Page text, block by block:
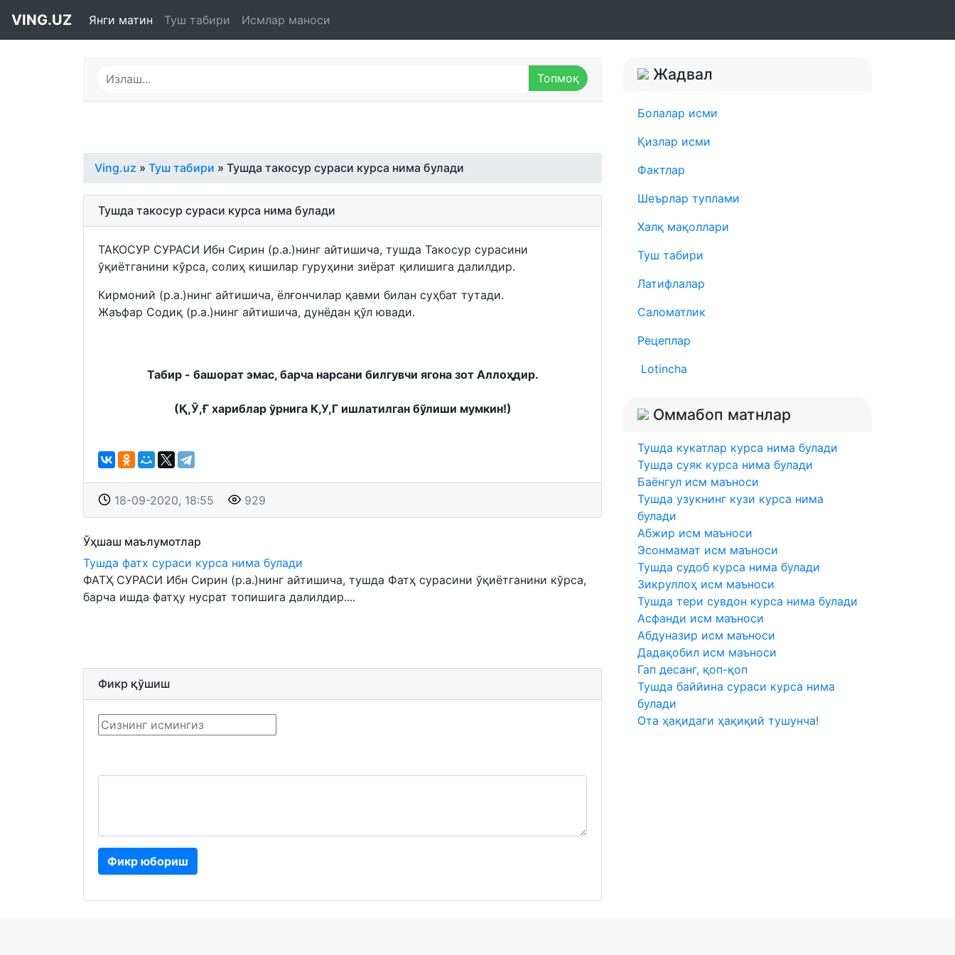
VING.UZ Янги матин Туш табири Исмлар маноси
Ving.uz » Туш табири » Тушда такосур сураси курса нима булади
Тушда такосур сураси курса нима булади
ТАКОСУР СУРАСИ Ибн Сирин (р.а.)нинг айтишича, тушда Такосур сурасини
ўқиётганини кўрса, солиҳ кишилар гуруҳини зиёрат қилишига далилдир.
Кирмоний (р.а.)нинг айтишича, ёлғончилар қавми билан суҳбат тутади.
Жаъфар Содиқ (р.а.)нинг айтишича, дунёдан қўл ювади.
Табир - башорат эмас, барча нарсани билгувчи ягона зот Аллоҳдир.
(Қ,Ў,Ғ хариблар ўрнига К,У,Г ишлатилган бўлиши мумкин!)
18-09-2020, 18:55 929
Ўҳшаш маълумотлар
Тушда фатх сураси курса нима булади
ФАТҲ СУРАСИ Ибн Сирин (р.а.)нинг айтишича, тушда Фатҳ сурасини ўқиётганини кўрса,
барча ишда фатҳу нусрат топишига далилдир....
Фикр қўшиш
Фикр юбориш
Жадвал
Болалар исми
Қизлар исми
Фактлар
Шеърлар туплами
Халқ мақоллари
Туш табири
Латифлалар
Саломатлик
Рецеплар
Lotincha
Оммабоп матнлар
Тушда кукатлар курса нима булади
Тушда суяк курса нима булади
Баёнгул исм маъноси
Тушда узукнинг кузи курса нима
булади
Абжир исм маъноси
Эсонмамат исм маъноси
Тушда судоб курса нима булади
Зикруллоҳ исм маъноси
Тушда тери сувдон курса нима булади
Асфанди исм маъноси
Абдуназир исм маъноси
Дадақобил исм маъноси
Гап десанг, қоп-қоп
Тушда баййина сураси курса нима
булади
Ота ҳақидаги ҳақиқий тушунча!